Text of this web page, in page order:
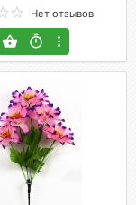
Нет отзывов